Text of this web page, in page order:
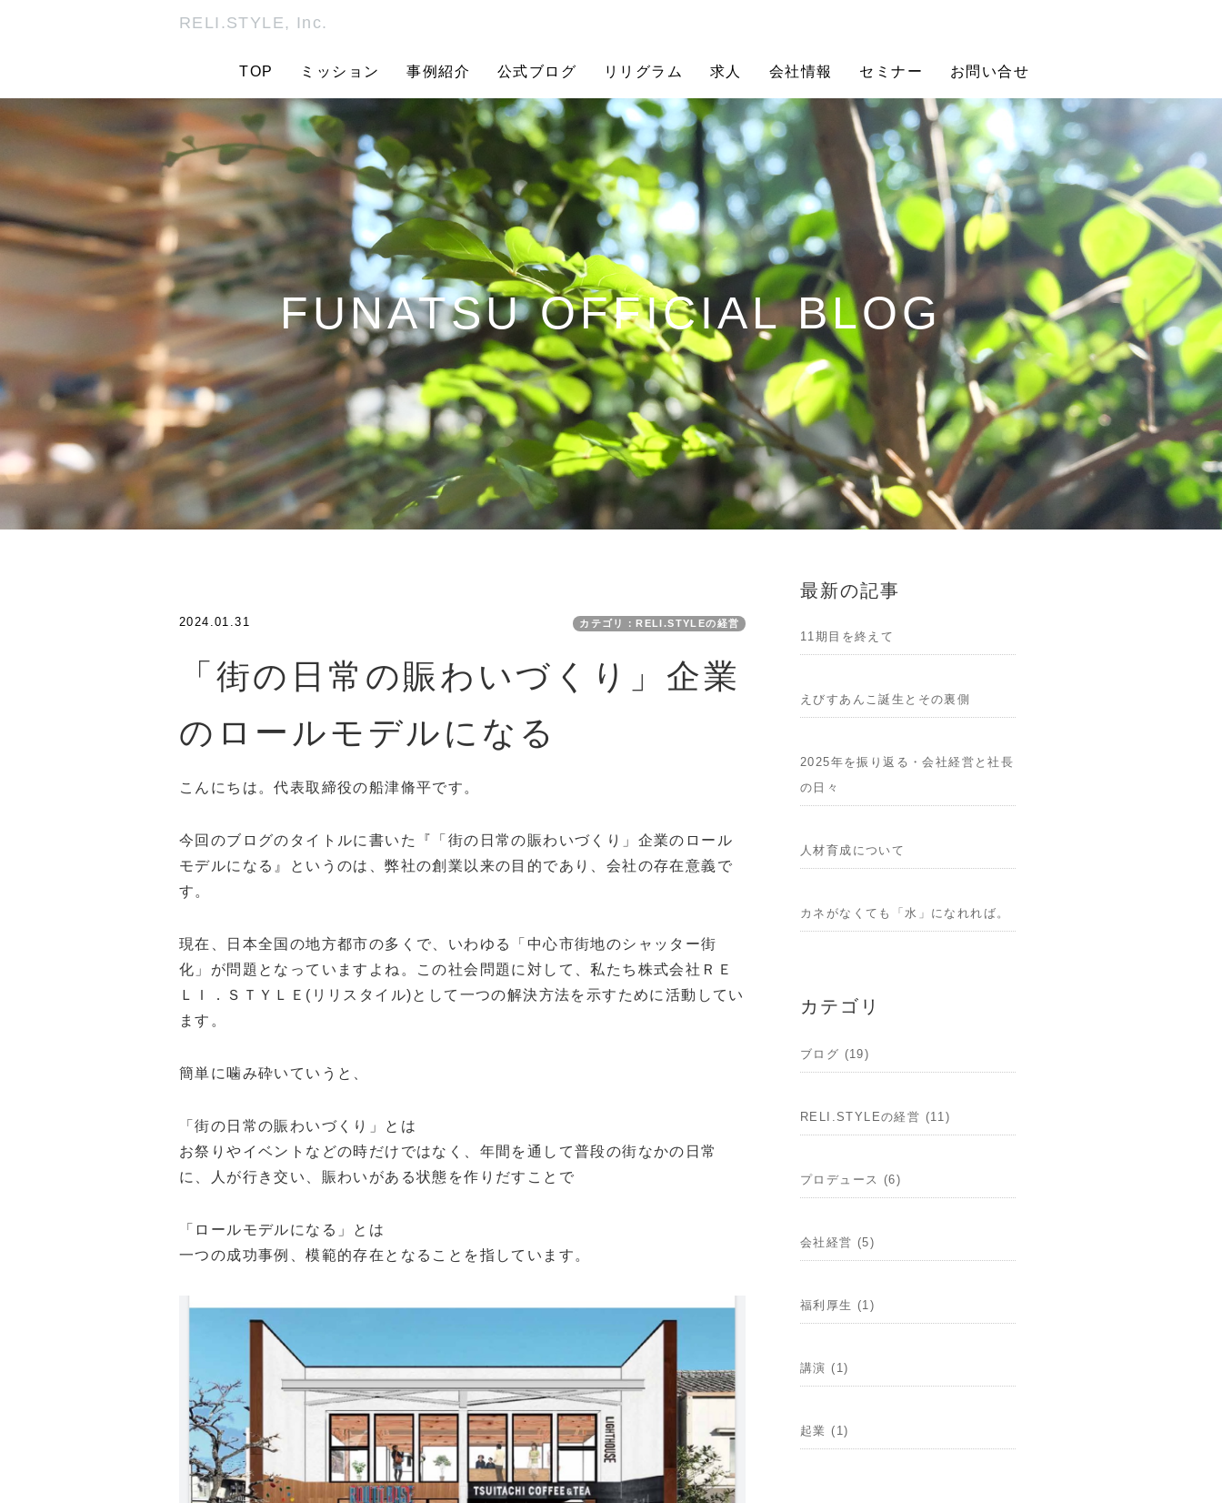
RELI.STYLE, Inc.
TOP ミッション 事例紹介 公式ブログ リリグラム 求人 会社情報 セミナー お問い合せ
FUNATSU OFFICIAL BLOG
2024.01.31 カテゴリ：RELI.STYLEの経営
「街の日常の賑わいづくり」企業
のロールモデルになる
こんにちは。代表取締役の船津脩平です。
今回のブログのタイトルに書いた『「街の日常の賑わいづくり」企業のロール
モデルになる』というのは、弊社の創業以来の目的であり、会社の存在意義で
す。
現在、日本全国の地方都市の多くで、いわゆる「中心市街地のシャッター街
化」が問題となっていますよね。この社会問題に対して、私たち株式会社ＲＥ
ＬＩ．ＳＴＹＬＥ(リリスタイル)として一つの解決方法を示すために活動してい
ます。
簡単に噛み砕いていうと、
「街の日常の賑わいづくり」とは
お祭りやイベントなどの時だけではなく、年間を通して普段の街なかの日常
に、人が行き交い、賑わいがある状態を作りだすことで
「ロールモデルになる」とは
一つの成功事例、模範的存在となることを指しています。
最新の記事
11期目を終えて
えびすあんこ誕生とその裏側
2025年を振り返る・会社経営と社長
の日々
人材育成について
カネがなくても「水」になれれば。
カテゴリ
ブログ (19)
RELI.STYLEの経営 (11)
プロデュース (6)
会社経営 (5)
福利厚生 (1)
講演 (1)
起業 (1)